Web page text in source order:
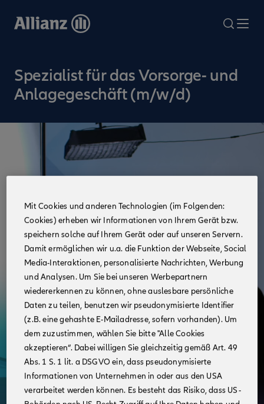
zum
search
Spezialist für das Vorsorge- und
Anlagegeschäft (m/w/d)
Mit Cookies und anderen Technologien (im Folgenden:
Cookies) erheben wir Informationen von Ihrem Gerät bzw.
speichern solche auf Ihrem Gerät oder auf unseren Servern.
Damit ermöglichen wir u.a. die Funktion der Webseite, Social
Media-Interaktionen, personalisierte Nachrichten, Werbung
und Analysen. Um Sie bei unseren Werbepartnern
wiedererkennen zu können, ohne auslesbare persönliche
Daten zu teilen, benutzen wir pseudonymisierte Identifier
(z.B. eine gehashte E-Mailadresse, sofern vorhanden). Um
dem zuzustimmen, wählen Sie bitte "Alle Cookies
akzeptieren“. Dabei willigen Sie gleichzeitig gemäß Art. 49
Abs. 1 S. 1 lit. a DSGVO ein, dass pseudonymisierte
Informationen von Unternehmen in oder aus den USA
verarbeitet werden können. Es besteht das Risiko, dass US-